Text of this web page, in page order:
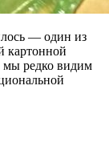
— один из
картонной
мы редко видим